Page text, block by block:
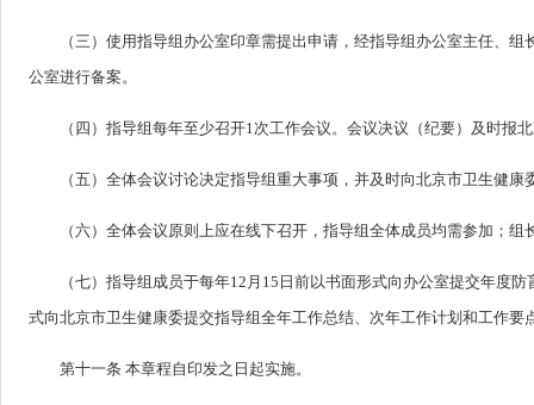
（三）使用指导组办公室印章需提出申请，经指导组办公室主任、
公室进行备案。
（四）指导组每年至少召开1次工作会议。会议决议（纪要）及时报
（五）全体会议讨论决定指导组重大事项，并及时向北京市卫生健
（六）全体会议原则上应在线下召开，指导组全体成员均需参加；
（七）指导组成员于每年12月15日前以书面形式向办公室提交年度
式向北京市卫生健康委提交指导组全年工作总结、次年工作计划和工作要
第十一条 本章程自印发之日起实施。